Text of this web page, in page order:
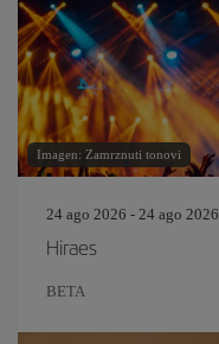
Imagen: Zamrznuti tonovi
24 ago 2026 - 24 ago 2026
Hiraes
BETA